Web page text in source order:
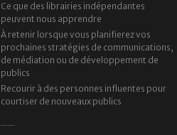
Ce que des librairies indépendantes
peuvent nous apprendre
À retenir lorsque vous planifierez vos
prochaines stratégies de communications,
de médiation ou de développement de
publics
Recourir à des personnes influentes pour
courtiser de nouveaux publics